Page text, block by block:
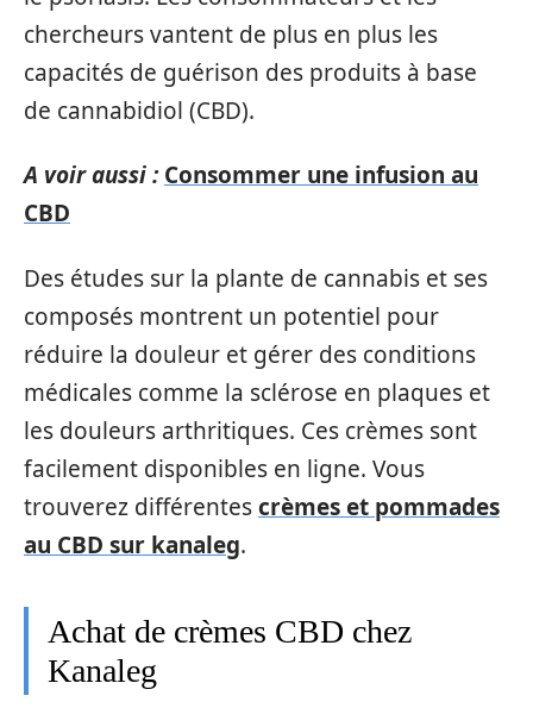
chercheurs vantent de plus en plus les
capacités de guérison des produits à base
de cannabidiol (CBD).
A voir aussi : Consommer une infusion au
CBD
Des études sur la plante de cannabis et ses
composés montrent un potentiel pour
réduire la douleur et gérer des conditions
médicales comme la sclérose en plaques et
les douleurs arthritiques. Ces crèmes sont
facilement disponibles en ligne. Vous
trouverez différentescrèmes et pommades
au CBD sur kanaleg.
Achat de crèmes CBD chez
Kanaleg